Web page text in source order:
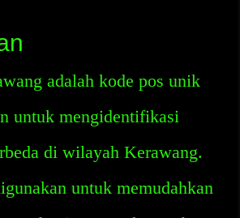
adalah kode pos unik
untuk mengidentifikasi
di wilayah Kerawang.
untuk memudahkan